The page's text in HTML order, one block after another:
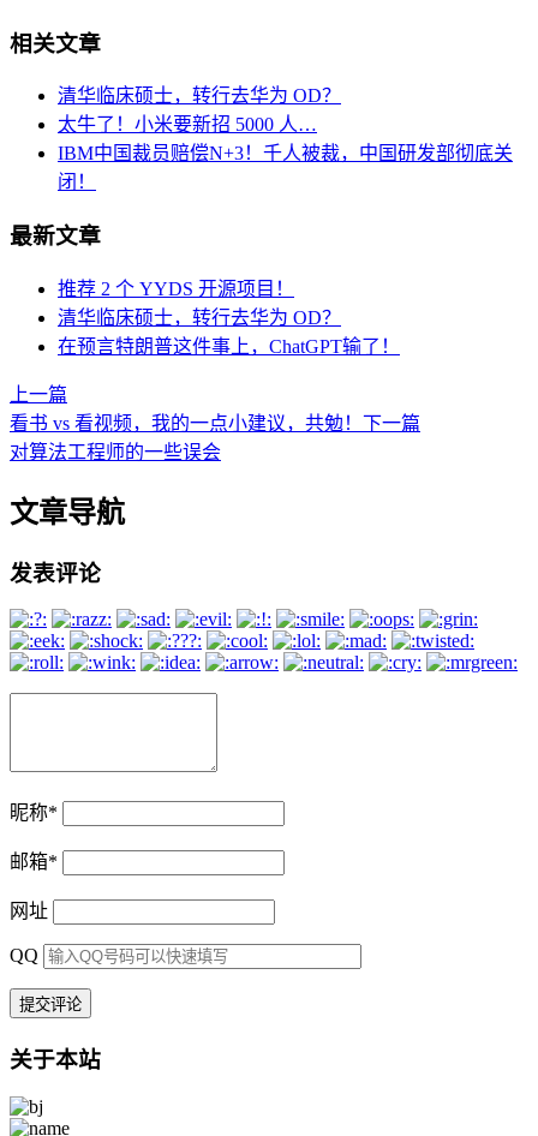
相关文章
清华临床硕士，转行去华为 OD？
太牛了！小米要新招 5000 人…
IBM中国裁员赔偿N+3！千人被裁，中国研发部彻底关
闭！
最新文章
推荐 2 个 YYDS 开源项目！
清华临床硕士，转行去华为 OD？
在预言特朗普这件事上，ChatGPT输了！
上一篇
看书 vs 看视频，我的一点小建议，共勉！ 下一篇
对算法工程师的一些误会
文章导航
发表评论
昵称*
邮箱*
网址
QQ
关于本站